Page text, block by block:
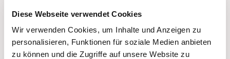
Diese Webseite verwendet Cookies
Wir verwenden Cookies, um Inhalte und Anzeigen zu
personalisieren, Funktionen für soziale Medien anbieten
zu können und die Zugriffe auf unsere Website zu
Essen, Über 'Gott und die Welt reden'